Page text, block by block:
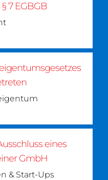
7 EGBGB
eines
GmbH
& Start-Ups